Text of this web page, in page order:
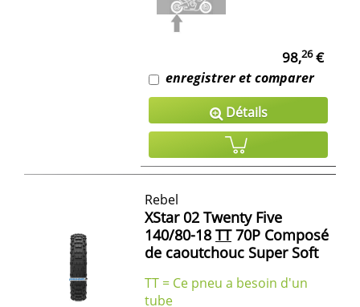
98,26€
enregistrer et comparer
Détails
Rebel
XStar 02 Twenty Five
140/80-18 TT70P Composé
de caoutchouc Super Soft
TT = Ce pneu a besoin d'un
tube